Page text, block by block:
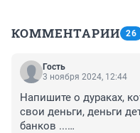
КОММЕНТАРИИ 26
Гость
3 ноября 2024, 12:44
Напишите о дураках,
свои деньги, деньги
банков ...